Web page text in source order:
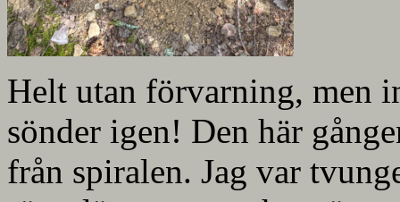
Helt utan förvarning, men
sönder igen! Den här
från spiralen. Jag var